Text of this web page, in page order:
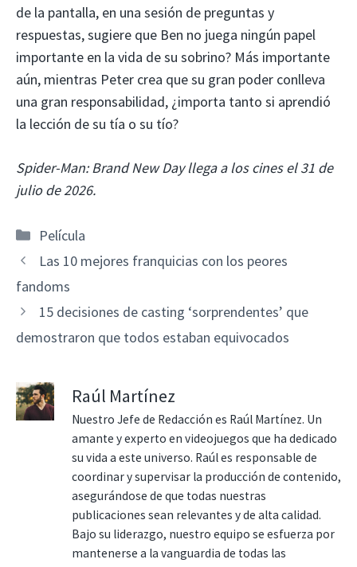
de la pantalla, en una sesión de preguntas y
respuestas, sugiere que Ben no juega ningún papel
importante en la vida de su sobrino? Más importante
aún, mientras Peter crea que su gran poder conlleva
una gran responsabilidad, ¿importa tanto si aprendió
la lección de su tía o su tío?
Spider-Man: Brand New Day llega a los cines el 31 de
julio de 2026.
Categorías
Película
Las 10 mejores franquicias con los peores
fandoms
15 decisiones de casting ‘sorprendentes’ que
demostraron que todos estaban equivocados
Raúl Martínez
Nuestro Jefe de Redacción es Raúl Martínez. Un
amante y experto en videojuegos que ha dedicado
su vida a este universo. Raúl es responsable de
coordinar y supervisar la producción de contenido,
asegurándose de que todas nuestras
publicaciones sean relevantes y de alta calidad.
Bajo su liderazgo, nuestro equipo se esfuerza por
mantenerse a la vanguardia de todas las